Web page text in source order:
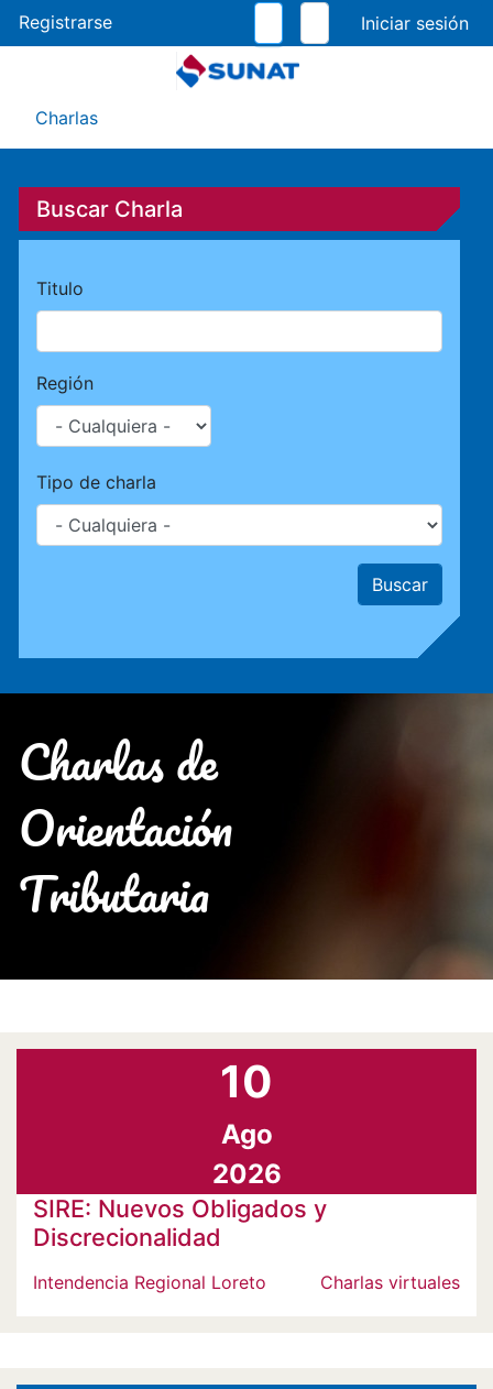
al
contenido
Registrarse
Menú Asistente
Charlas
Buscar Charla
Titulo
Región
Tipo de charla
Charlas de
Orientación
Tributaria
10
Ago
2026
SIRE: Nuevos Obligados y
Discrecionalidad
Intendencia Regional Loreto Charlas virtuales